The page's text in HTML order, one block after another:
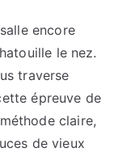
encore
le nez.
traverse
épreuve de
claire,
de vieux